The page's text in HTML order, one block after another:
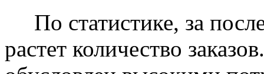
По статистике, за
растет количество